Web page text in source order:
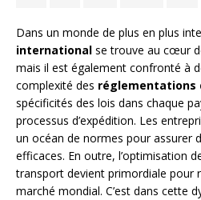
Dans un monde de plus en plus
international se trouve au cœur
mais il est également confronté à
complexité des réglementations
spécificités des lois dans chaque
processus d’expédition. Les
un océan de normes pour assurer
efficaces. En outre, l’optimisation
transport devient primordiale pour
marché mondial. C’est dans cette